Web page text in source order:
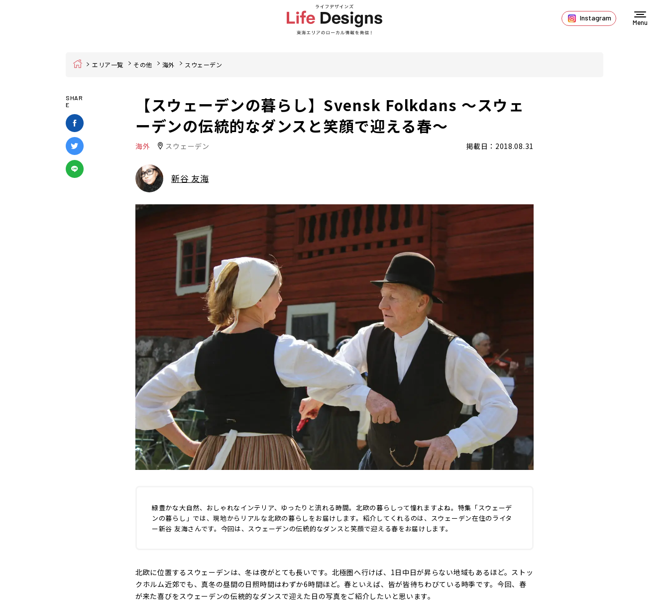
Instagram
Menu
Home エリア一覧 その他 海外 スウェーデン
SHAR
E
【スウェーデンの暮らし】Svensk Folkdans ～スウェ
ーデンの伝統的なダンスと笑顔で迎える春～
海外 スウェーデン 掲載日：2018.08.31
新谷 友海
緑豊かな大自然、おしゃれなインテリア、ゆったりと流れる時間。北欧の暮らしって憧れますよね。特集「スウェーデ
ンの暮らし」では、現地からリアルな北欧の暮らしをお届けします。紹介してくれるのは、スウェーデン在住のライタ
ー新谷 友海さんです。今回は、スウェーデンの伝統的なダンスと笑顔で迎える春をお届けします。
北欧に位置するスウェーデンは、冬は夜がとても長いです。北極圏へ行けば、1日中日が昇らない地域もあるほど。ストッ
クホルム近郊でも、真冬の昼間の日照時間はわずか6時間ほど。春といえば、皆が皆待ちわびている時季です。今回、春
が来た喜びをスウェーデンの伝統的なダンスで迎えた日の写真をご紹介したいと思います。